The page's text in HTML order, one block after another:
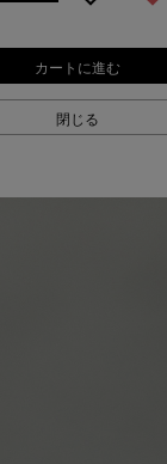
カートに進む
閉じる